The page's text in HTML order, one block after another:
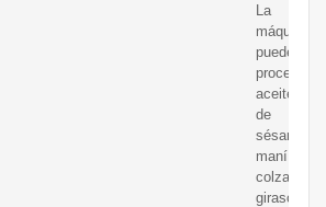
La
máquina
puede
procesar
aceite
de
sésamo,
maní,
colza,
girasol